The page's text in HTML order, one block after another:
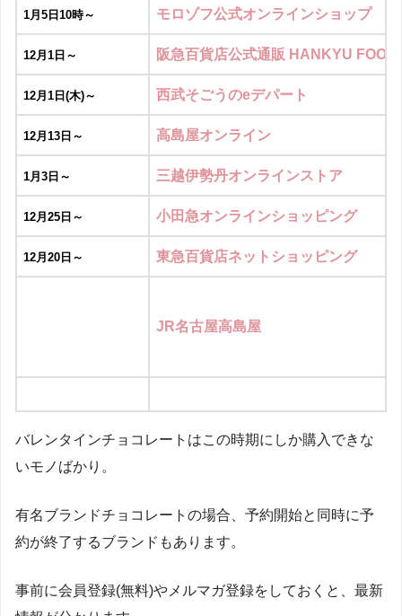
1月5日10時～ モロゾフ公式オンラインショップ
12月1日～ 阪急百貨店公式通販 HANKYU FOOD
12月1日(木)～ 西武そごうのeデパート
12月13日～ 高島屋オンライン
1月3日～ 三越伊勢丹オンラインストア
12月25日～ 小田急オンラインショッピング
12月20日～ 東急百貨店ネットショッピング
JR名古屋高島屋
Yahooショッピング
バレンタインチョコレートはこの時期にしか購入できな
いモノばかり。
有名ブランドチョコレートの場合、予約開始と同時に予
約が終了するブランドもあります。
事前に会員登録(無料)やメルマガ登録をしておくと、最新